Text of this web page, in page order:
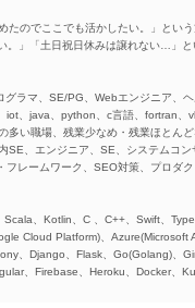
たのでここでも活かしたい。」とい
。」「土日祝日休みは譲れない…」と
グラマ、SE/PG、Webエンジニア、
iot、java、python、c言語、fortran、
多い職場、残業少なめ・残業ほとん
SE、エンジニア、SE、システムコ
フレームワーク、SEO対策、プロダ
、Kotlin、C 、C++、Swift、
Cloud Platform)、Azure(Microsoft
、Django、Flask、Go(Golang)、
、Firebase、Heroku、Docker、